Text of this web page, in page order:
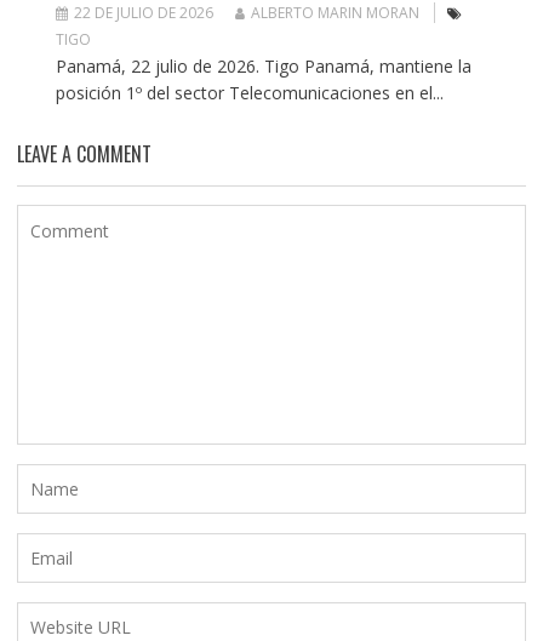
22 DE JULIO DE 2026
ALBERTO MARIN MORAN
TIGO
Panamá, 22 julio de 2026. Tigo Panamá, mantiene la
posición 1º del sector Telecomunicaciones en el...
LEAVE A COMMENT